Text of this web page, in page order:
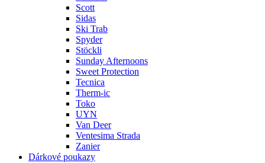
Scott
Sidas
Ski Trab
Spyder
Stöckli
Sunday Afternoons
Sweet Protection
Tecnica
Therm-ic
Toko
UYN
Van Deer
Ventesima Strada
Zanier
Dárkové poukazy